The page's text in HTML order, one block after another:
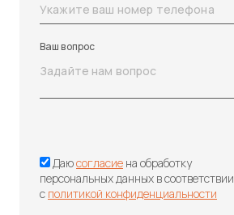
Ваш вопрос
Даюсогласие на обработку
персональных данных в соответствии
с политикой конфиденциальности